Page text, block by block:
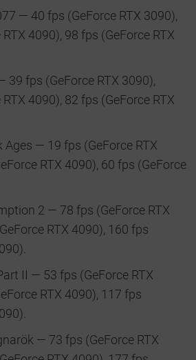
— 40 fps (GeForce RTX 3090),
4090), 98 fps (GeForce RTX
39 fps (GeForce RTX 3090),
4090), 82 fps (GeForce RTX
Ages — 19 fps (GeForce RTX
RTX 4090), 60 fps (GeForce
2 — 78 fps (GeForce RTX
RTX 4090), 160 fps
II — 53 fps (GeForce RTX
RTX 4090), 117 fps
— 73 fps (GeForce RTX